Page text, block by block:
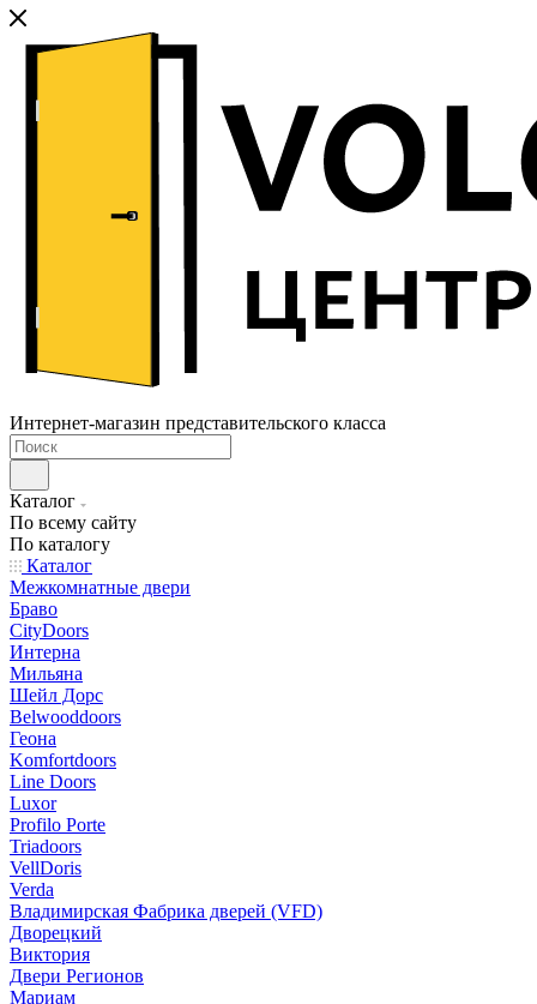
Интернет-магазин представительского класса
Каталог
По всему сайту
По каталогу
Каталог
Межкомнатные двери
Браво
CityDoors
Интерна
Мильяна
Шейл Дорс
Belwooddoors
Геона
Komfortdoors
Line Doors
Luxor
Profilo Porte
Triadoors
VellDoris
Verda
Владимирская Фабрика дверей (VFD)
Дворецкий
Виктория
Двери Регионов
Мариам